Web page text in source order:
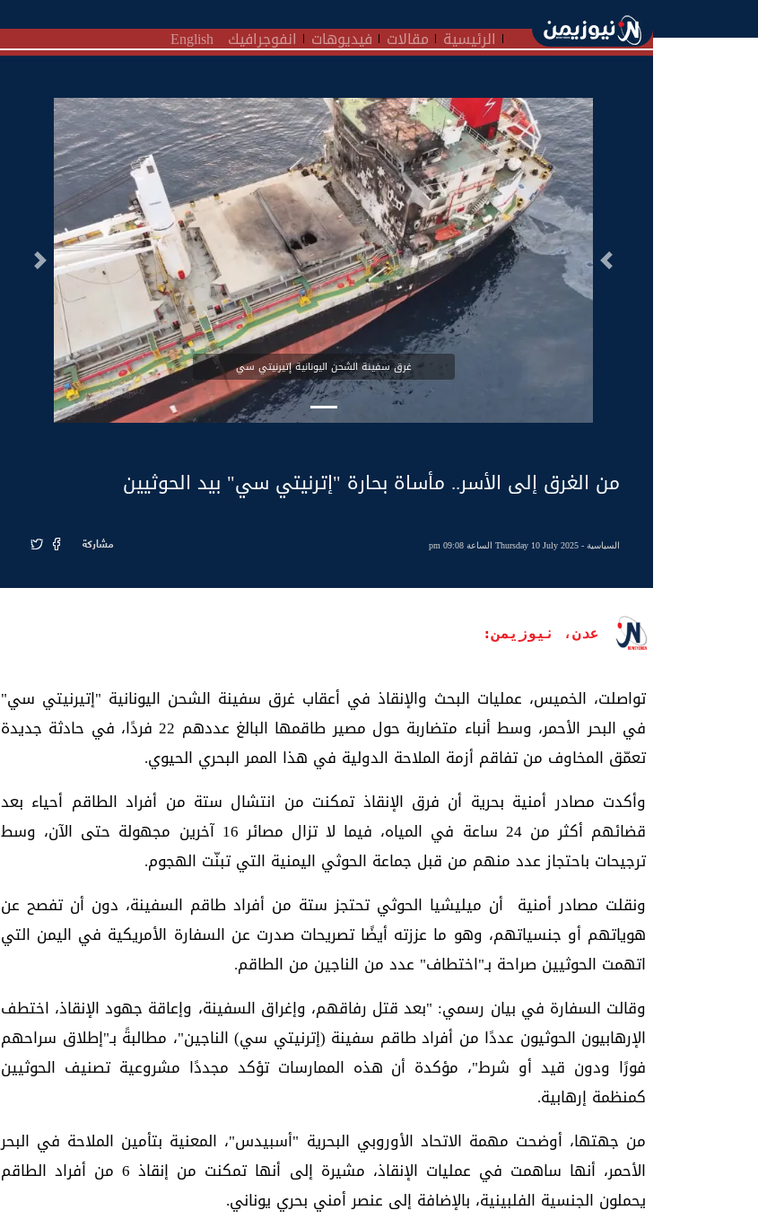
الرئيسية مقالات فيديوهات انفوجرافيك English
غرق سفينة الشحن اليونانية إتيرنيتي سي
السابق التالى
من الغرق إلى الأسر.. مأساة بحارة "إترنيتي سي" بيد الحوثيين
السياسية- Thursday 10 July 2025 الساعة 09:08 pm مشاركة
عدن، نيوزيمن:
تواصلت، الخميس، عمليات البحث والإنقاذ في أعقاب غرق سفينة الشحن اليونانية "إتيرنيتي سي"
في البحر الأحمر، وسط أنباء متضاربة حول مصير طاقمها البالغ عددهم 22 فردًا، في حادثة جديدة
تعمّق المخاوف من تفاقم أزمة الملاحة الدولية في هذا الممر البحري الحيوي.
وأكدت مصادر أمنية بحرية أن فرق الإنقاذ تمكنت من انتشال ستة من أفراد الطاقم أحياء بعد
قضائهم أكثر من 24 ساعة في المياه، فيما لا تزال مصائر 16 آخرين مجهولة حتى الآن، وسط
ترجيحات باحتجاز عدد منهم من قبل جماعة الحوثي اليمنية التي تبنّت الهجوم.
ونقلت مصادر أمنية أن ميليشيا الحوثي تحتجز ستة من أفراد طاقم السفينة، دون أن تفصح عن
هوياتهم أو جنسياتهم، وهو ما عززته أيضًا تصريحات صدرت عن السفارة الأمريكية في اليمن التي
اتهمت الحوثيين صراحة بـ"اختطاف" عدد من الناجين من الطاقم.
وقالت السفارة في بيان رسمي: "بعد قتل رفاقهم، وإغراق السفينة، وإعاقة جهود الإنقاذ، اختطف
الإرهابيون الحوثيون عددًا من أفراد طاقم سفينة (إترنيتي سي) الناجين"، مطالبةً بـ"إطلاق سراحهم
فورًا ودون قيد أو شرط"، مؤكدة أن هذه الممارسات تؤكد مجددًا مشروعية تصنيف الحوثيين
كمنظمة إرهابية.
من جهتها، أوضحت مهمة الاتحاد الأوروبي البحرية "أسبيدس"، المعنية بتأمين الملاحة في البحر
الأحمر، أنها ساهمت في عمليات الإنقاذ، مشيرة إلى أنها تمكنت من إنقاذ 6 من أفراد الطاقم
يحملون الجنسية الفلبينية، بالإضافة إلى عنصر أمني بحري يوناني.